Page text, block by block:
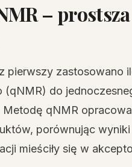
–
pierwszy zastosowano
do
qNMR
porównując
mieściły się w